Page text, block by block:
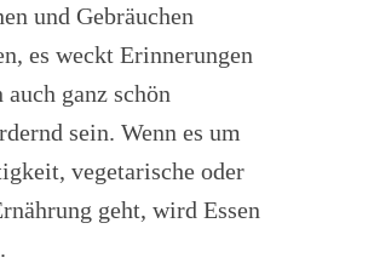
und Gebräuchen
es weckt Erinnerungen
auch ganz schön
sein. Wenn es um
vegetarische oder
geht, wird Essen